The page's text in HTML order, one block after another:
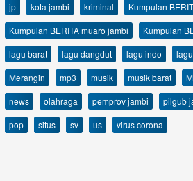
jp
kota jambi kriminal
Kumpulan
Kumpulan BERITA muaro jambi
Kumpulan
lagu barat
lagu dangdut lagu indo
Merangin
mp3 musik musik barat
news
olahraga pemprov jambi pilgub
pop
situs sv us virus corona